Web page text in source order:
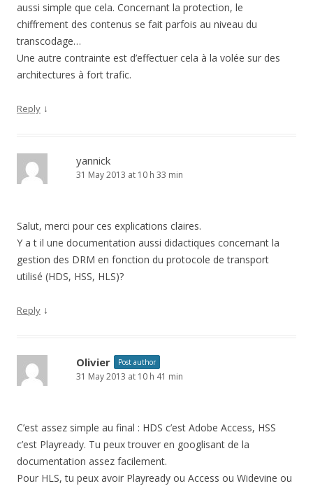
aussi simple que cela. Concernant la protection, le
chiffrement des contenus se fait parfois au niveau du
transcodage…
Une autre contrainte est d’effectuer cela à la volée sur des
architectures à fort trafic.
Reply ↓
yannick
31 May 2013 at 10 h 33 min
Salut, merci pour ces explications claires.
Y a t il une documentation aussi didactiques concernant la
gestion des DRM en fonction du protocole de transport
utilisé (HDS, HSS, HLS)?
Reply ↓
Olivier Post author
31 May 2013 at 10 h 41 min
C’est assez simple au final : HDS c’est Adobe Access, HSS
c’est Playready. Tu peux trouver en googlisant de la
documentation assez facilement.
Pour HLS, tu peux avoir Playready ou Access ou Widevine ou